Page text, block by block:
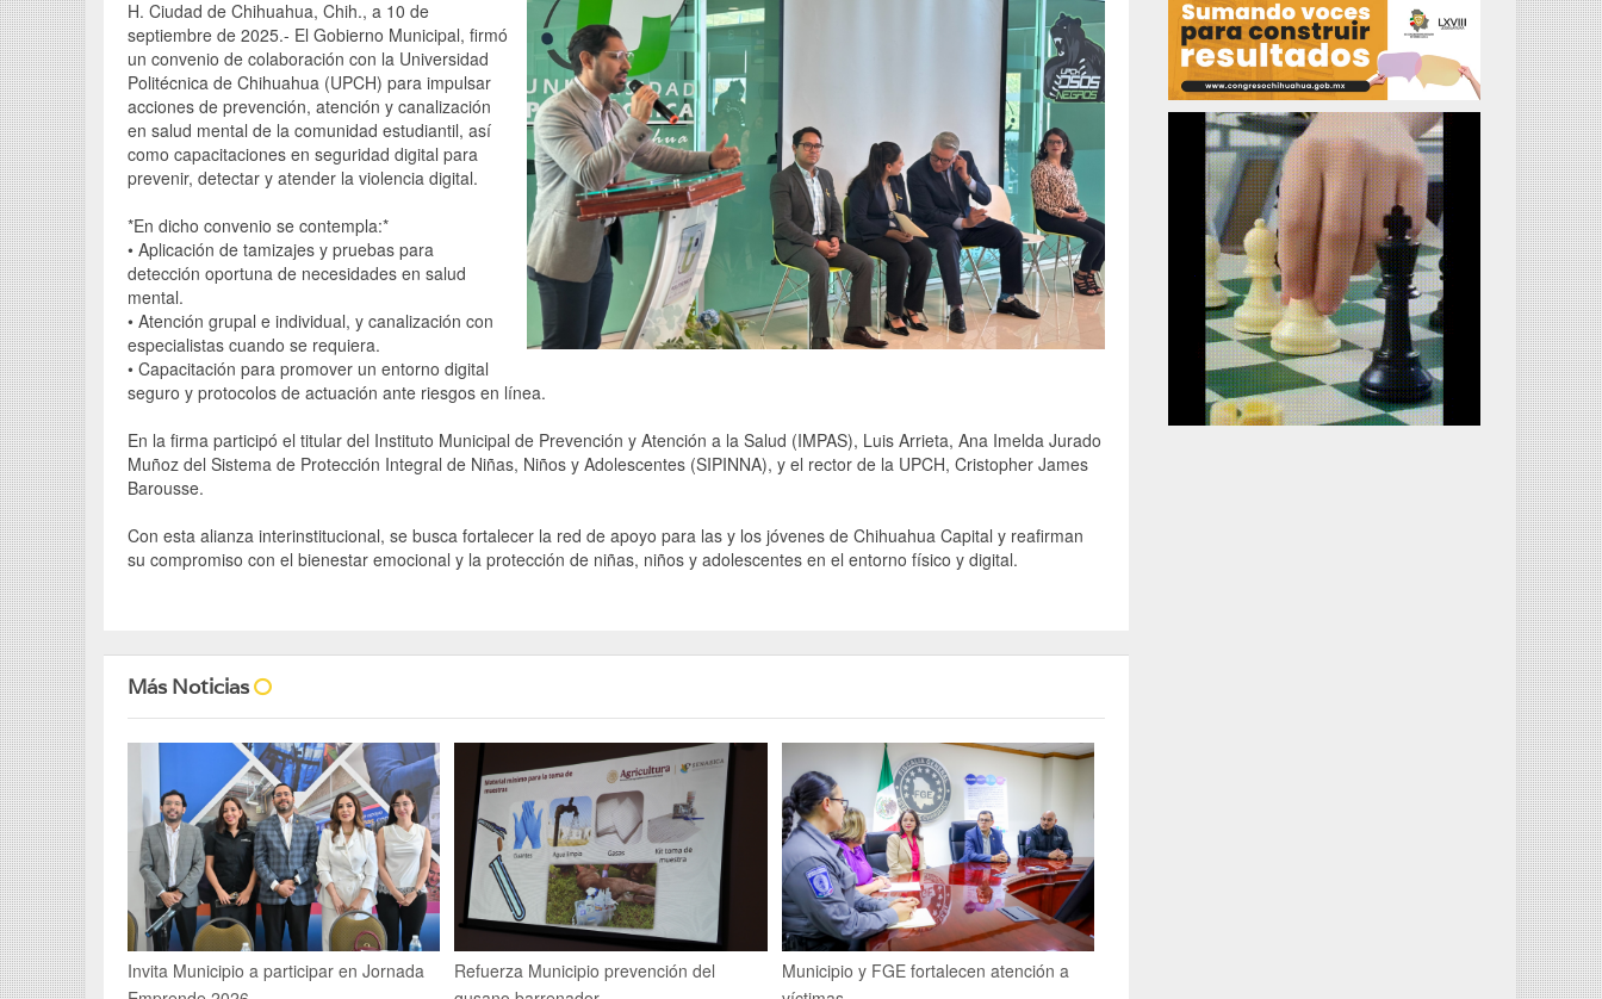
H. Ciudad de Chihuahua, Chih., a 10 de
septiembre de 2025.- El Gobierno Municipal, firmó
un convenio de colaboración con la Universidad
Politécnica de Chihuahua (UPCH) para impulsar
acciones de prevención, atención y canalización
en salud mental de la comunidad estudiantil, así
como capacitaciones en seguridad digital para
prevenir, detectar y atender la violencia digital.
*En dicho convenio se contempla:*
• Aplicación de tamizajes y pruebas para
detección oportuna de necesidades en salud
mental.
• Atención grupal e individual, y canalización con
especialistas cuando se requiera.
• Capacitación para promover un entorno digital
seguro y protocolos de actuación ante riesgos en línea.
En la firma participó el titular del Instituto Municipal de Prevención y Atención a la Salud (IMPAS), Luis Arrieta, Ana Imelda Jurado
Muñoz del Sistema de Protección Integral de Niñas, Niños y Adolescentes (SIPINNA), y el rector de la UPCH, Cristopher James
Barousse.
Con esta alianza interinstitucional, se busca fortalecer la red de apoyo para las y los jóvenes de Chihuahua Capital y reafirman
su compromiso con el bienestar emocional y la protección de niñas, niños y adolescentes en el entorno físico y digital.
Más Noticias
Invita Municipio a participar en Jornada
Refuerza Municipio prevención del
Municipio y FGE fortalecen atención a